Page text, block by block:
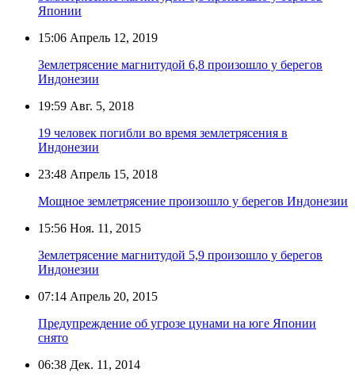
Японии
15:06 Апрель 12, 2019
Землетрясение магнитудой 6,8 произошло у берегов
Индонезии
19:59 Авг. 5, 2018
19 человек погибли во время землетрясения в
Индонезии
23:48 Апрель 15, 2018
Мощное землетрясение произошло у берегов Индонезии
15:56 Ноя. 11, 2015
Землетрясение магнитудой 5,9 произошло у берегов
Индонезии
07:14 Апрель 20, 2015
Предупреждение об угрозе цунами на юге Японии
снято
06:38 Дек. 11, 2014